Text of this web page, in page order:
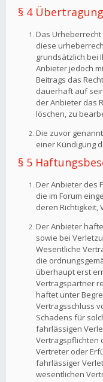
§ 4
Das
diese
grundsätzlich bei
Anbieter jedoch
Beitrags das
dauerhaft auf
der Anbieter das
löschen, zu
Die zuvor
einer Kündigung
§ 5
Der Anbieter des
die im Forum
deren Richtigkeit,
Der Anbieter
sowie bei
Wesentliche
die
überhaupt erst
Vertragspartner
haftet unter
Vertragsschluss
Schadens für
fahrlässigen
Vertragspflichten
Vertreter oder
fahrlässiger
wesentlichen